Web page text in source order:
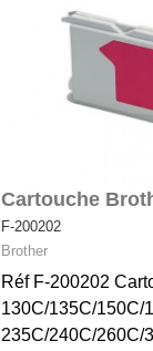
Cartouche
F-200202
Brother
Réf F-200202
130C/135C/150C/
235C/240C/260C/